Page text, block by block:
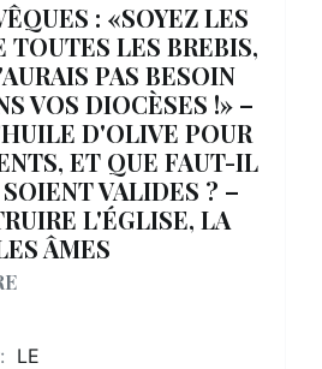
: «SOYEZ LES
TOUTES LES BREBIS,
PAS BESOIN
VOS DIOCÈSES !» –
D'OLIVE POUR
ET QUE FAUT-IL
VALIDES ? –
L'ÉGLISE, LA
ÂMES
LE